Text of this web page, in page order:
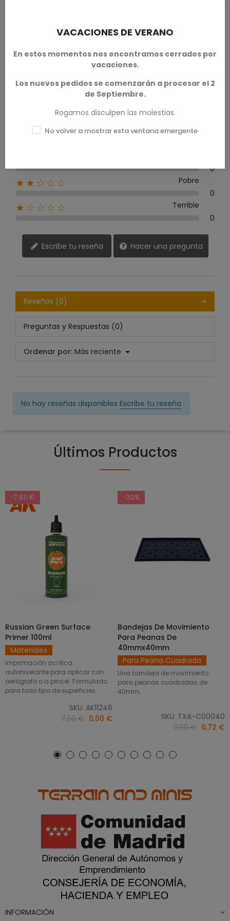
0.0
★★★★★
★★★★☆
Bueno
0
★★☆☆☆
Pobre
0
★☆☆☆☆
Terrible
0
Escribe tu reseña Hacer una pregunta
Reseñas (0)
Preguntas y Respuestas (0)
Ordenar por: Más reciente
No hay reseñas disponibles Escribe tu reseña
Últimos Productos
-7,50 €
AÑADIR AL CARRITO
Russian Green Surface
Primer 100ml
Materiales
Imprimación acrílica
autonivelante para aplicar con
aerógrafo o a pincel. Formulado
para todo tipo de superficies.
SKU: AK11246
7,50 € 0,00 €
-20%
SELECCIONAR OPCIONES
Bandejas De Movimiento
Para Peanas De
40mmx40mm
Para Peana Cuadrada
Una bandeja de movimiento
para peanas cuadradas de
40mm.
SKU: TXA-C00040
0,90 € 0,72 €
INFORMACIÓN
VACACIONES DE VERANO
En estos momentos nos encontramos cerrados por
vacaciones.
Los nuevos pedidos se comenzarán a procesar el 2
de Septiembre.
Rogamos disculpen las molestias.
No volver a mostrar esta ventana emergente